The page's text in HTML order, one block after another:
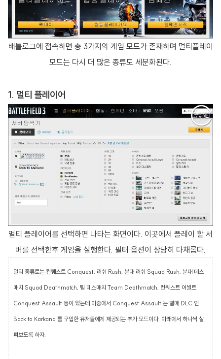
배틀로그에 접속하면 총 3가지의 게임 모드가 존재하며 멀티플레이
모드는 다시 더 많은 종류도 세분화된다.
1. 멀티 플레이어
멀티 플레이어를 선택하면 나타는 화면이다. 이곳에서 플레이 할 서
버를 선택한후 게임을 실행한다. 필터 옵션이 상당히 다채롭다.
멀티 종류로는 컨퀘스트 Conquest, 러쉬 Rush, 분대 러쉬 Squad Rush, 분대 데스
매치 Squad Deathmatch, 팀 데스매치 Team Deathmatch, 컨퀘스트 어썰트
Conquest Assault 등이 있는데 이중에서 Conquest Assault 는 별매 DLC 인
Back to Karkand 를 구입한 유저들에게 제공되는 추가 모드이다. 아래에서 하나씩 살
펴보도록 하자.